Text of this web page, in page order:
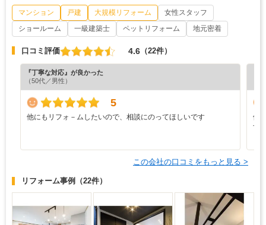
マンション 戸建 大規模リフォーム
女性スタッフ
ショールーム
一級建築士 ペットリフォーム 地元密着
口コミ評価 4.6 （22件）
『丁寧な対応』が良かった
（50代／男性）
5
他にもリフォ－ムしたいので、相談にのってほしいです
価
す
この会社の口コミをもっと見る >
リフォーム事例 （22件）